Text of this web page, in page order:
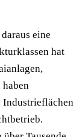
eine
hat
haben
Industrieflächen